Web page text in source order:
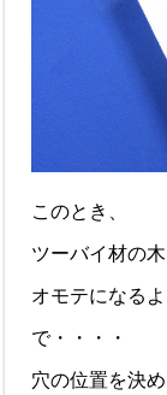
このとき、
ツーバイ材の
オモテになる
で・・・・
穴の位置を決